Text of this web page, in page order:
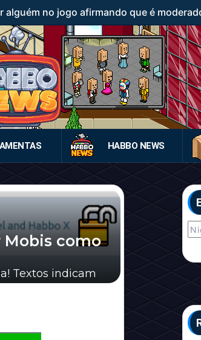
alguém no jogo afirmando que é
HABBO NEWS
Mobis como
Textos indicam